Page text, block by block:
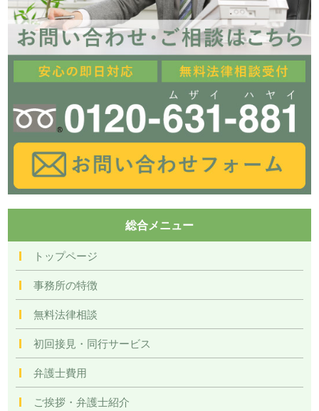
総合メニュー
トップページ
事務所の特徴
無料法律相談
初回接見・同行サービス
弁護士費用
ご挨拶・弁護士紹介